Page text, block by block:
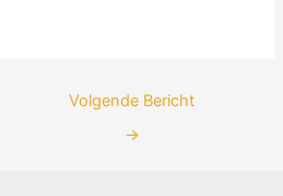
Volgende Bericht
→